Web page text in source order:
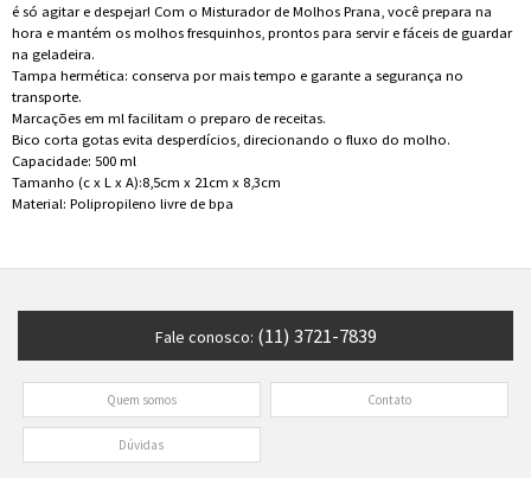
é só agitar e despejar! Com o Misturador de Molhos Prana, você prepara na
hora e mantém os molhos fresquinhos, prontos para servir e fáceis de guardar
na geladeira.
Tampa hermética: conserva por mais tempo e garante a segurança no
transporte.
Marcações em ml facilitam o preparo de receitas.
Bico corta gotas evita desperdícios, direcionando o fluxo do molho.
Capacidade: 500 ml
Tamanho (c x L x A):8,5cm x 21cm x 8,3cm
Material: Polipropileno livre de bpa
Fale conosco: (11) 3721-7839
Quem somos Contato
Dúvidas